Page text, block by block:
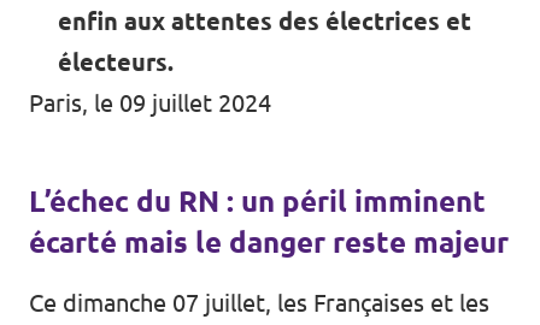
enfin aux attentes des électrices et
électeurs.
Paris, le 09 juillet 2024
L’échec du RN : un péril imminent
écarté mais le danger reste majeur
Ce dimanche 07 juillet, les Françaises et les